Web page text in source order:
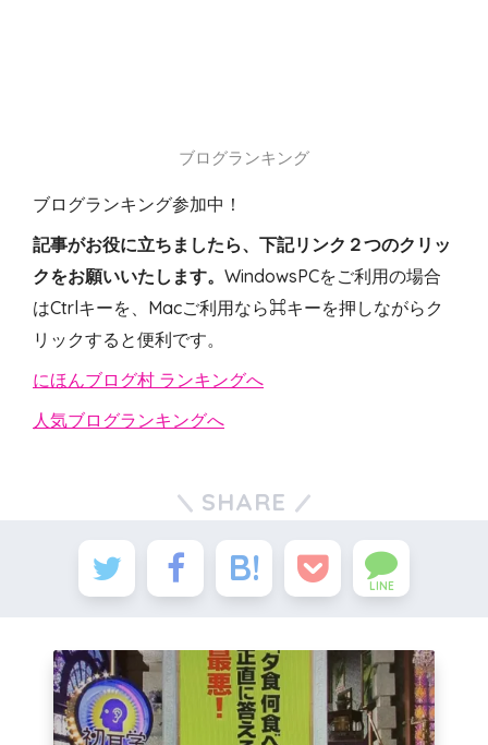
ブログランキング
ブログランキング参加中！
記事がお役に立ちましたら、下記リンク２つのクリッ
クをお願いいたします。 WindowsPCをご利用の場合
はCtrlキーを、Macご利用なら⌘キーを押しながらク
リックすると便利です。
にほんブログ村 ランキングへ
人気ブログランキングへ
SHARE
LINE